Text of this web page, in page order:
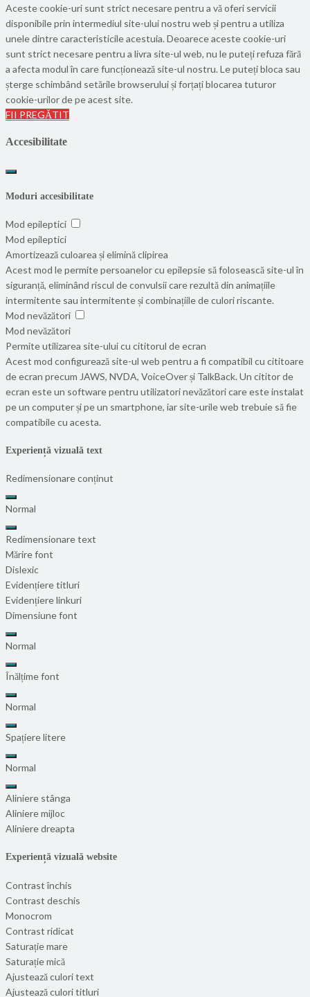
Aceste cookie-uri sunt strict necesare pentru a vă oferi servicii
disponibile prin intermediul site-ului nostru web și pentru a utiliza
unele dintre caracteristicile acestuia. Deoarece aceste cookie-uri
sunt strict necesare pentru a livra site-ul web, nu le puteți refuza fără
a afecta modul în care funcționează site-ul nostru. Le puteți bloca sau
șterge schimbând setările browserului și forțați blocarea tuturor
cookie-urilor de pe acest site.
FII PREGĂTIT
Accesibilitate
Moduri accesibilitate
Mod epileptici
Mod epileptici
Amortizează culoarea și elimină clipirea
Acest mod le permite persoanelor cu epilepsie să folosească site-ul în
siguranță, eliminând riscul de convulsii care rezultă din animațiile
intermitente sau intermitente și combinațiile de culori riscante.
Mod nevăzători
Mod nevăzători
Permite utilizarea site-ului cu cititorul de ecran
Acest mod configurează site-ul web pentru a fi compatibil cu cititoare
de ecran precum JAWS, NVDA, VoiceOver și TalkBack. Un cititor de
ecran este un software pentru utilizatori nevăzători care este instalat
pe un computer și pe un smartphone, iar site-urile web trebuie să fie
compatibile cu acesta.
Experiență vizuală text
Redimensionare conținut
Normal
Redimensionare text
Mărire font
Dislexic
Evidențiere titluri
Evidențiere linkuri
Dimensiune font
Normal
Înălțime font
Normal
Spațiere litere
Normal
Aliniere stânga
Aliniere mijloc
Aliniere dreapta
Experiență vizuală website
Contrast închis
Contrast deschis
Monocrom
Contrast ridicat
Saturație mare
Saturație mică
Ajustează culori text
Ajustează culori titluri